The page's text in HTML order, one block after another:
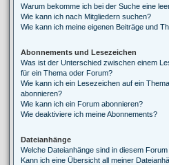
Warum bekomme ich bei der Suche eine
Wie kann ich nach Mitgliedern suchen?
Wie kann ich meine eigenen Beiträge und
Abonnements und Lesezeichen
Was ist der Unterschied zwischen einem
für ein Thema oder Forum?
Wie kann ich ein Lesezeichen auf ein
abonnieren?
Wie kann ich ein Forum abonnieren?
Wie deaktiviere ich meine Abonnements?
Dateianhänge
Welche Dateianhänge sind in diesem
Kann ich eine Übersicht all meiner